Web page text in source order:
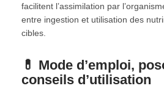
facilitent l’assimilation par
entre ingestion et utilisation des
cibles.
💊 Mode d’emploi,
conseils d’utilisation